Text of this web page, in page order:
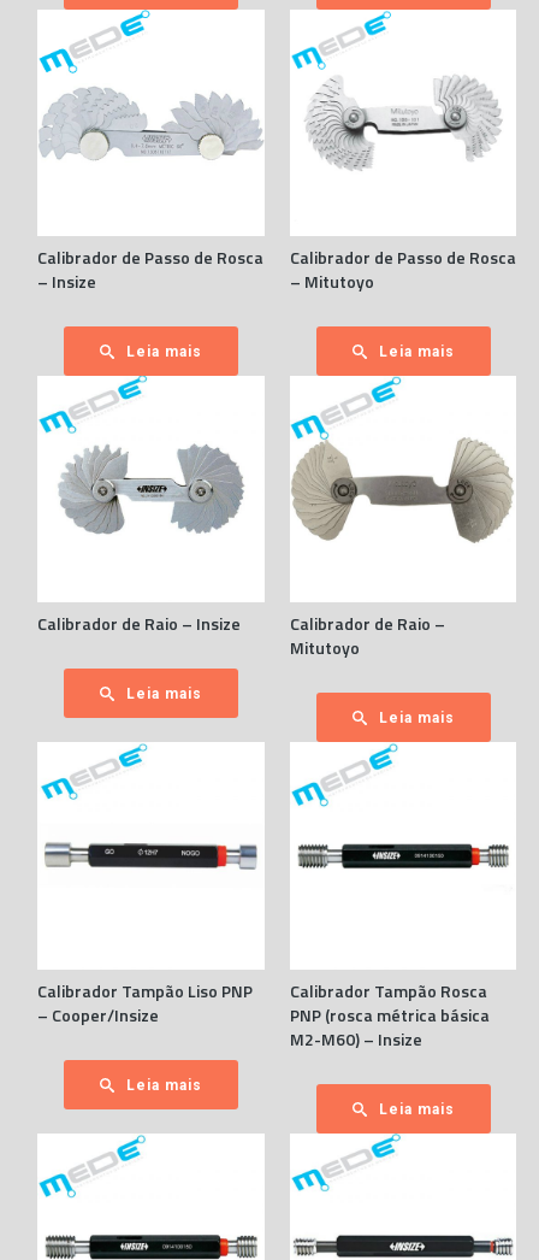
Calibrador de Passo de Rosca
– Insize
Leia mais
Calibrador de Passo de Rosca
– Mitutoyo
Leia mais
Calibrador de Raio – Insize
Leia mais
Calibrador de Raio –
Mitutoyo
Leia mais
Calibrador Tampão Liso PNP
– Cooper/Insize
Leia mais
Calibrador Tampão Rosca
PNP (rosca métrica básica
M2-M60) – Insize
Leia mais